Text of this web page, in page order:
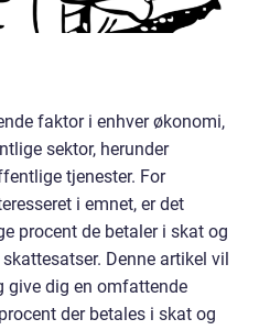
faktor i enhver økonomi,
sektor, herunder
tjenester. For
i emnet, er det
procent de betaler i skat og
Denne artikel vil
give dig en omfattende
der betales i skat og